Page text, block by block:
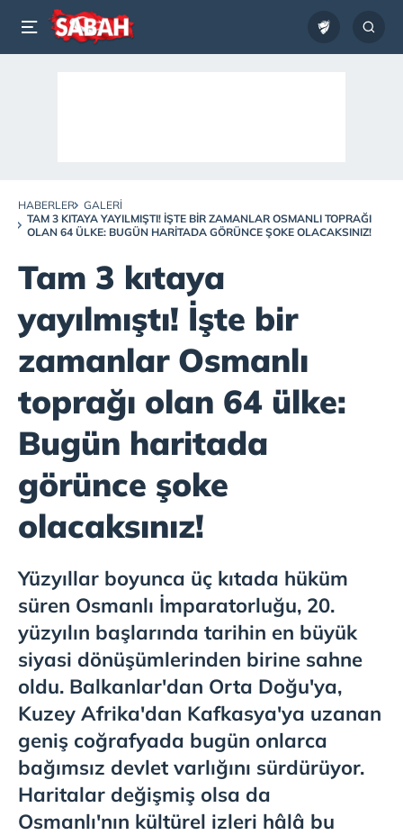
HABERLER
GALERI
TAM 3 KITAYA YAYILMIŞTI! İŞTE BIR ZAMANLAR OSMANLI TOPRAĞI
OLAN 64 ÜLKE: BUGÜN HARITADA GÖRÜNCE ŞOKE OLACAKSINIZ!
Tam 3 kıtaya
yayılmıştı! İşte bir
zamanlar Osmanlı
toprağı olan 64 ülke:
Bugün haritada
görünce şoke
olacaksınız!
Yüzyıllar boyunca üç kıtada hüküm
süren Osmanlı İmparatorluğu, 20.
yüzyılın başlarında tarihin en büyük
siyasi dönüşümlerinden birine sahne
oldu. Balkanlar'dan Orta Doğu'ya,
Kuzey Afrika'dan Kafkasya'ya uzanan
geniş coğrafyada bugün onlarca
bağımsız devlet varlığını sürdürüyor.
Haritalar değişmiş olsa da
Osmanlı'nın kültürel izleri hâlâ bu